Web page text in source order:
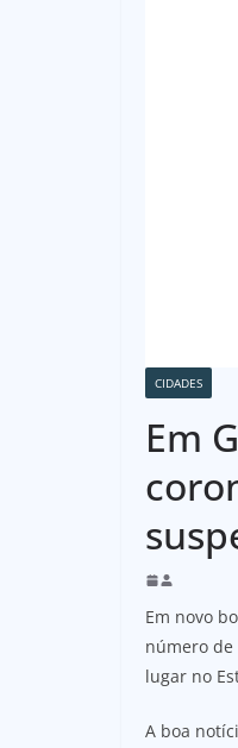
CIDADES
Em
Em novo
número de
lugar no
A boa